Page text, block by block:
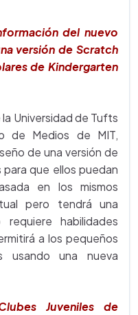
del nuevo
versión de Scratch
de Kindergarten
Universidad de Tufts
de Medios de MIT,
de una versión de
que ellos puedan
en los mismos
pero tendrá una
habilidades
a los pequeños
usando una nueva
Juveniles de